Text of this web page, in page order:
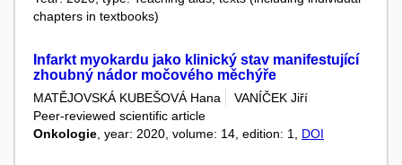
chapters in textbooks)
Infarkt myokardu jako klinický stav manifestující
zhoubný nádor močového měchýře
MATĚJOVSKÁ KUBEŠOVÁ Hana
VANÍČEK Jiří
Peer-reviewed scientific article
Onkologie , year: 2020, volume: 14, edition: 1, DOI